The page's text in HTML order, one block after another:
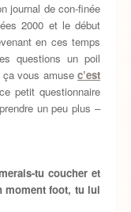
journal de con-finée
2000 et le début
en ces temps
questions un poil
ça vous amusec’est
petit questionnaire
un peu plus –
tu coucher et
moment foot, tu lui